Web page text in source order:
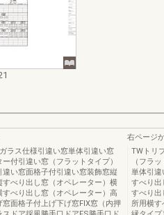
ラス仕様引違い窓単体引違い窓
付引違い窓（フラットタイプ）
い窓面格子付引違い窓装飾窓縦
べり出し窓（オペレーター）横
べり出し窓（オペレーター）高
面格子付上げ下げ窓FIX窓（内押
右ページ
TWトリ
（フラ
単体引違
すべり出
すべり出
所用横